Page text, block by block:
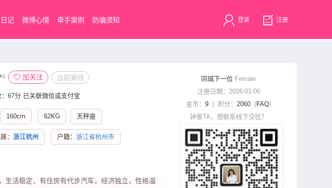
记 微博心情 牵手案例 防骗须知 登录 注册
9 加关注 当前离线
67分 已关联微信或支付宝
160cm 62KG 天秤座
： 浙江杭州 户籍： 浙江省杭州市
生活稳定，有住房有代步汽车，经济独立​‌‌，性格温
同城下一位 Female
注册日期：2026-01-06
金币： 9 | 积分： 2060 (FAQ)
钟意TA，想联系线下交往？